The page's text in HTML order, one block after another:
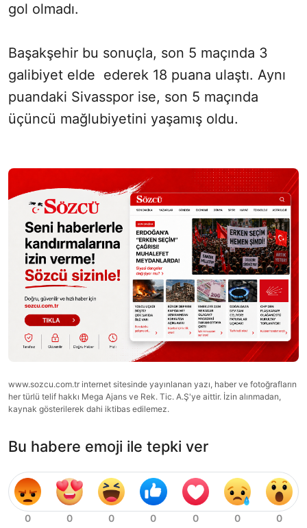
gol olmadı.
Başakşehir bu sonuçla, son 5 maçında 3
galibiyet elde ederek 18 puana ulaştı. Aynı
puandaki Sivasspor ise, son 5 maçında
üçüncü mağlubiyetini yaşamış oldu.
www.sozcu.com.tr internet sitesinde yayınlanan yazı, haber ve fotoğrafların
her türlü telif hakkı Mega Ajans ve Rek. Tic. A.Ş'ye aittir. İzin alınmadan,
kaynak gösterilerek dahi iktibas edilemez.
Bu habere emoji ile tepki ver